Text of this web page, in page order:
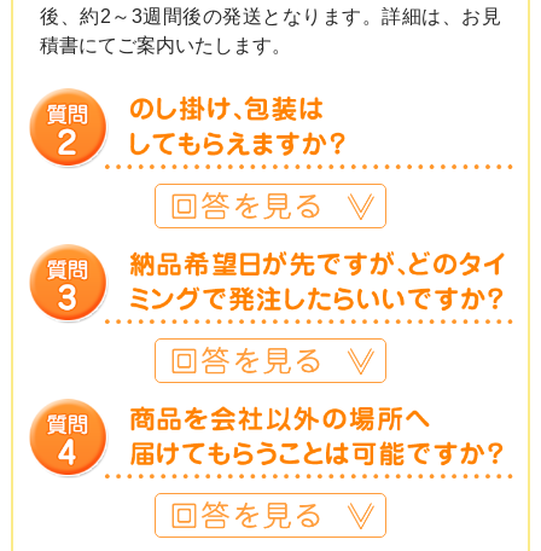
後、約2～3週間後の発送となります。詳細は、お見
積書にてご案内いたします。